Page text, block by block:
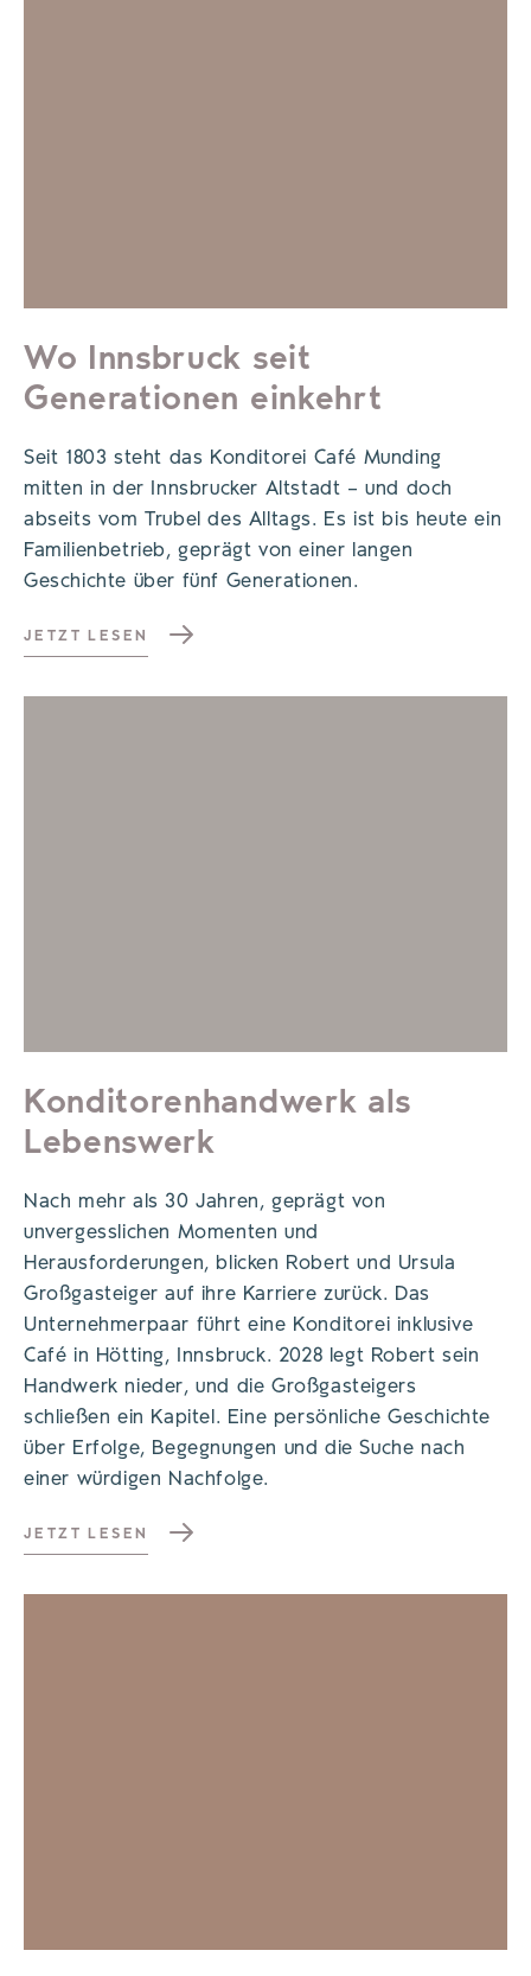
Wo Innsbruck seit
Generationen einkehrt
Seit 1803 steht das Konditorei Café Munding
mitten in der Innsbrucker Altstadt – und doch
abseits vom Trubel des Alltags. Es ist bis heute ein
Familienbetrieb, geprägt von einer langen
Geschichte über fünf Generationen.
JETZT LESEN
Konditorenhandwerk als
Lebenswerk
Nach mehr als 30 Jahren, geprägt von
unvergesslichen Momenten und
Herausforderungen, blicken Robert und Ursula
Großgasteiger auf ihre Karriere zurück. Das
Unternehmerpaar führt eine Konditorei inklusive
Café in Hötting, Innsbruck. 2028 legt Robert sein
Handwerk nieder, und die Großgasteigers
schließen ein Kapitel. Eine persönliche Geschichte
über Erfolge, Begegnungen und die Suche nach
einer würdigen Nachfolge.
JETZT LESEN